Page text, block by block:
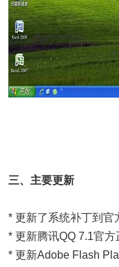
三、主要更新
* 更新了系统补丁到官
* 更新腾讯QQ 7.1官方
* 更新Adobe Flash